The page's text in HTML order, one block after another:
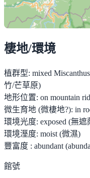
棲地/環境
植群型: mixed
竹/芒草原)
地形位置: on mountain
微生育地 (微棲地?): in
環境光度: exposed (無遮
環境溼度: moist (微濕)
豐富度 : abundant
館號